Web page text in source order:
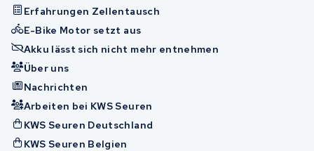
Erfahrungen Zellentausch
E-Bike Motor setzt aus
Akku lässt sich nicht mehr entnehmen
Über uns
Nachrichten
Arbeiten bei KWS Seuren
KWS Seuren Deutschland
KWS Seuren Belgien